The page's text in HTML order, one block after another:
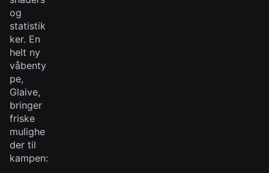
og
statistik
ker. En
helt ny
våbenty
pe,
Glaive,
bringer
friske
mulighe
der til
kampen: